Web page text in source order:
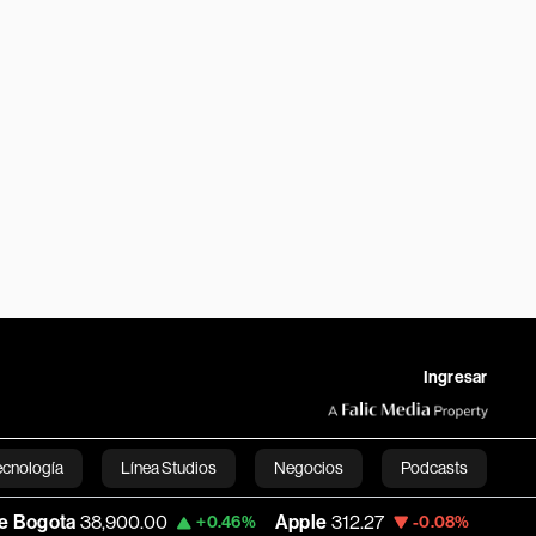
Ingresar
Línea Studios Negocios Podcasts
English
+0.46% Apple 312.27 -0.08% USD COP 3,161.92